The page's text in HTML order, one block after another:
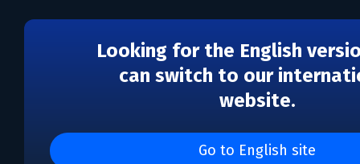
Looking for the English
can switch to our
website.
Go to English site
Star Overdrive